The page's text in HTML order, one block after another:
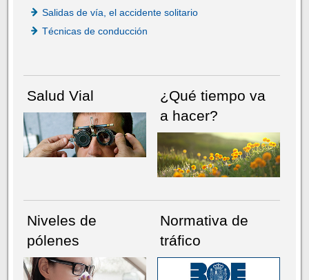
Salidas de vía, el accidente solitario
Técnicas de conducción
Salud Vial
¿Qué tiempo va
a hacer?
Niveles de
pólenes
Normativa de
tráfico